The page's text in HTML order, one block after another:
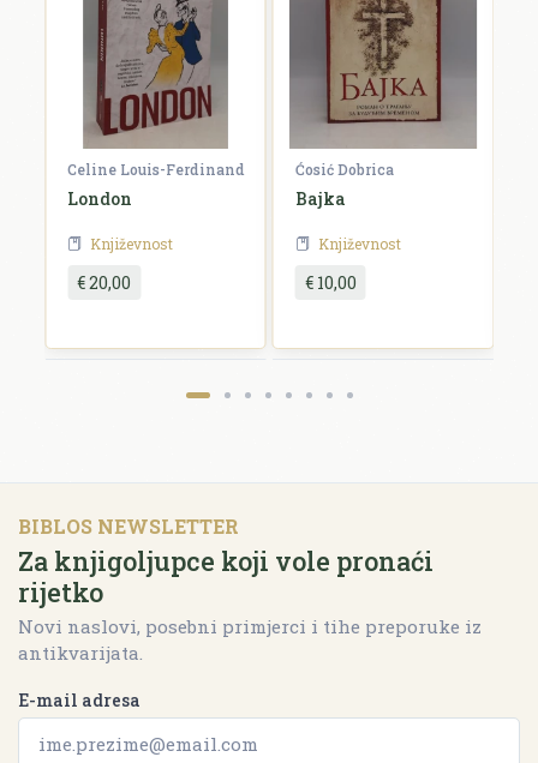
Celine Louis-Ferdinand
London
Književnost
€ 20,00
Ćosić Dobrica
Bajka
Književnost
€ 10,00
BIBLOS NEWSLETTER
Za knjigoljupce koji vole pronaći
rijetko
Novi naslovi, posebni primjerci i tihe preporuke iz
antikvarijata.
E-mail adresa